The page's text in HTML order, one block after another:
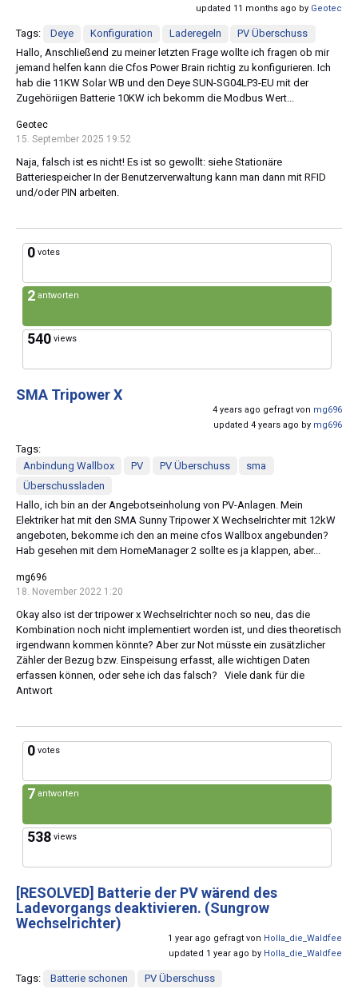
updated 11 months ago by Geotec
Tags: Deye Konfiguration Laderegeln
PV Überschuss
Hallo, Anschließend zu meiner letzten Frage wollte ich fragen ob mir
jemand helfen kann die Cfos Power Brain richtig zu konfigurieren. Ich
hab die 11KW Solar WB und den Deye SUN-SG04LP3-EU mit der
Zugehöriigen Batterie 10KW ich bekomm die Modbus Wert...
Geotec
15. September 2025 19:52
Naja, falsch ist es nicht! Es ist so gewollt: siehe Stationäre
Batteriespeicher In der Benutzerverwaltung kann man dann mit RFID
und/oder PIN arbeiten.
0 votes
2 antworten
540 views
SMA Tripower X
4 years ago gefragt von mg696
updated 4 years ago by mg696
Tags:
Anbindung Wallbox
PV PV Überschuss
sma
Überschussladen
Hallo, ich bin an der Angebotseinholung von PV-Anlagen. Mein
Elektriker hat mit den SMA Sunny Tripower X Wechselrichter mit 12kW
angeboten, bekomme ich den an meine cfos Wallbox angebunden?
Hab gesehen mit dem HomeManager 2 sollte es ja klappen, aber...
mg696
18. November 2022 1:20
Okay also ist der tripower x Wechselrichter noch so neu, das die
Kombination noch nicht implementiert worden ist, und dies theoretisch
irgendwann kommen könnte? Aber zur Not müsste ein zusätzlicher
Zähler der Bezug bzw. Einspeisung erfasst, alle wichtigen Daten
erfassen können, oder sehe ich das falsch? Viele dank für die
Antwort
0 votes
7 antworten
538 views
[RESOLVED] Batterie der PV wärend des
Ladevorgangs deaktivieren. (Sungrow
Wechselrichter)
1 year ago gefragt von Holla_die_Waldfee
updated 1 year ago by Holla_die_Waldfee
Tags: Batterie schonen
PV Überschuss